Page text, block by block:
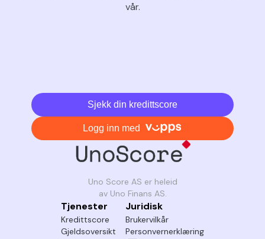
vår.
Sjekk din kredittscore
Logg inn med
Uno Score AS er heleid
av Uno Finans AS.
Tjenester
Kredittscore
Gjeldsoversikt
Juridisk
Brukervilkår
Personvernerklæring